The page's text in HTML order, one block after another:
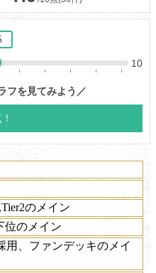
のメイン
位のメイン
用、ファンデッキのメイ